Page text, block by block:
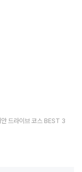
드라이브 코스 BEST 3